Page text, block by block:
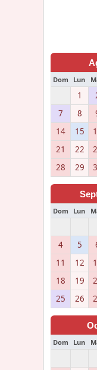
Dom Lun
1
7
8
14
15
21
22
28
29
Dom Lun
4
5
11
12
18
19
25
26
Dom Lun